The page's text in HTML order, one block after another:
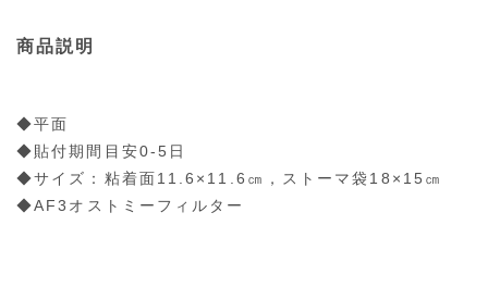
商品説明
◆平面
◆貼付期間目安0-5日
◆サイズ：粘着面11.6×11.6㎝，ストーマ袋18×15㎝
◆AF3オストミーフィルター